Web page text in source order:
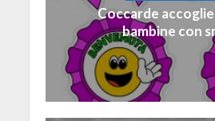
Coccarde
bambine con